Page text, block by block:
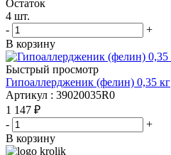
Остаток
4 шт.
-
+
В корзину
Быстрый просмотр
Гипоаллердженик (фелин) 0,35 кг
Артикул : 39020035R0
1 147 ₽
-
+
В корзину